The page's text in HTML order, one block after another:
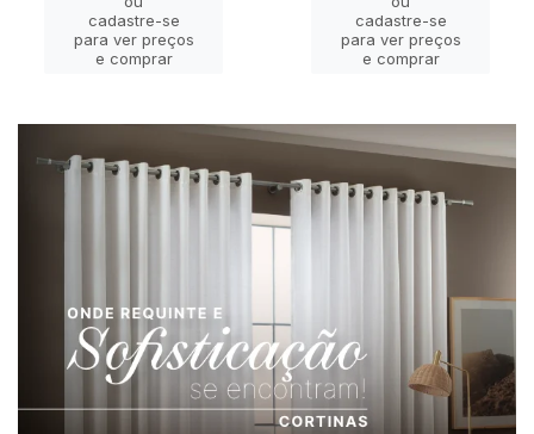
cadastre-se
para ver preços
e comprar
cadastre-se
para ver preços
e comprar